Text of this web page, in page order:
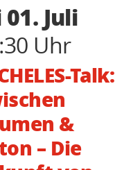
Juli
Uhr
Talk:
&
– Die